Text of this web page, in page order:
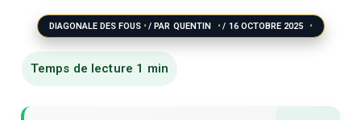
DIAGONALE DES FOUS / PAR QUENTIN / 16 OCTOBRE 2025